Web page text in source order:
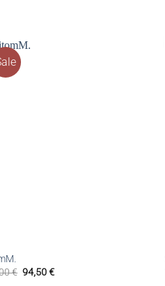
€ 94,50€